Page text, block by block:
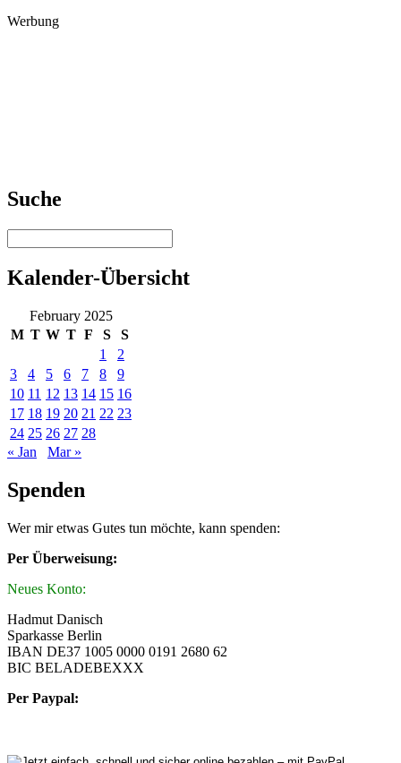
Werbung
Suche
Kalender-Übersicht
February 2025
M T W T F S
S
1
2
3
4 5 6 7 8
9
10 11 12 13 14 15 16
17 18 19 20 21 22 23
24 25 26 27 28
« Jan
Mar »
Spenden
Wer mir etwas Gutes tun möchte, kann spenden:
Per Überweisung:
Neues Konto:
Hadmut Danisch
Sparkasse Berlin
IBAN DE37 1005 0000 0191 2680 62
BIC BELADEBEXXX
Per Paypal: